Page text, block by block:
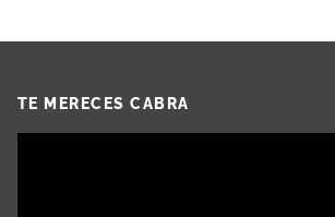
TE MERECES CABRA